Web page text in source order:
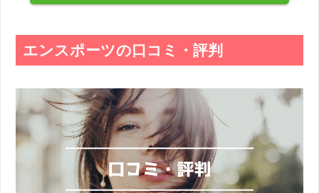
エンスポーツの口コミ・評判